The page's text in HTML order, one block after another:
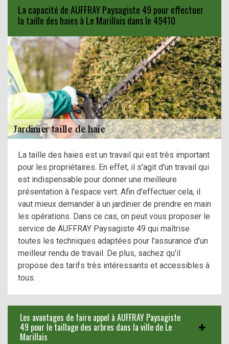
La capacité de AUFFRAY Paysagiste 49 pour effectuer
la taille des haies à Le Marillais dans le 49410
La taille des haies est un travail qui est très important
pour les propriétaires. En effet, il s'agit d'un travail qui
est indispensable pour donner une meilleure
présentation à l'espace vert. Afin d'effectuer cela, il
vaut mieux demander à un jardinier de prendre en main
les opérations. Dans ce cas, on peut vous proposer le
service de AUFFRAY Paysagiste 49 qui maîtrise
toutes les techniques adaptées pour l'assurance d'un
meilleur rendu de travail. De plus, sachez qu'il
propose des tarifs très intéressants et accessibles à
tous.
Les avantages de faire appel à AUFFRAY Paysagiste
49 pour le taillage des arbres dans la ville de Le
Marillais